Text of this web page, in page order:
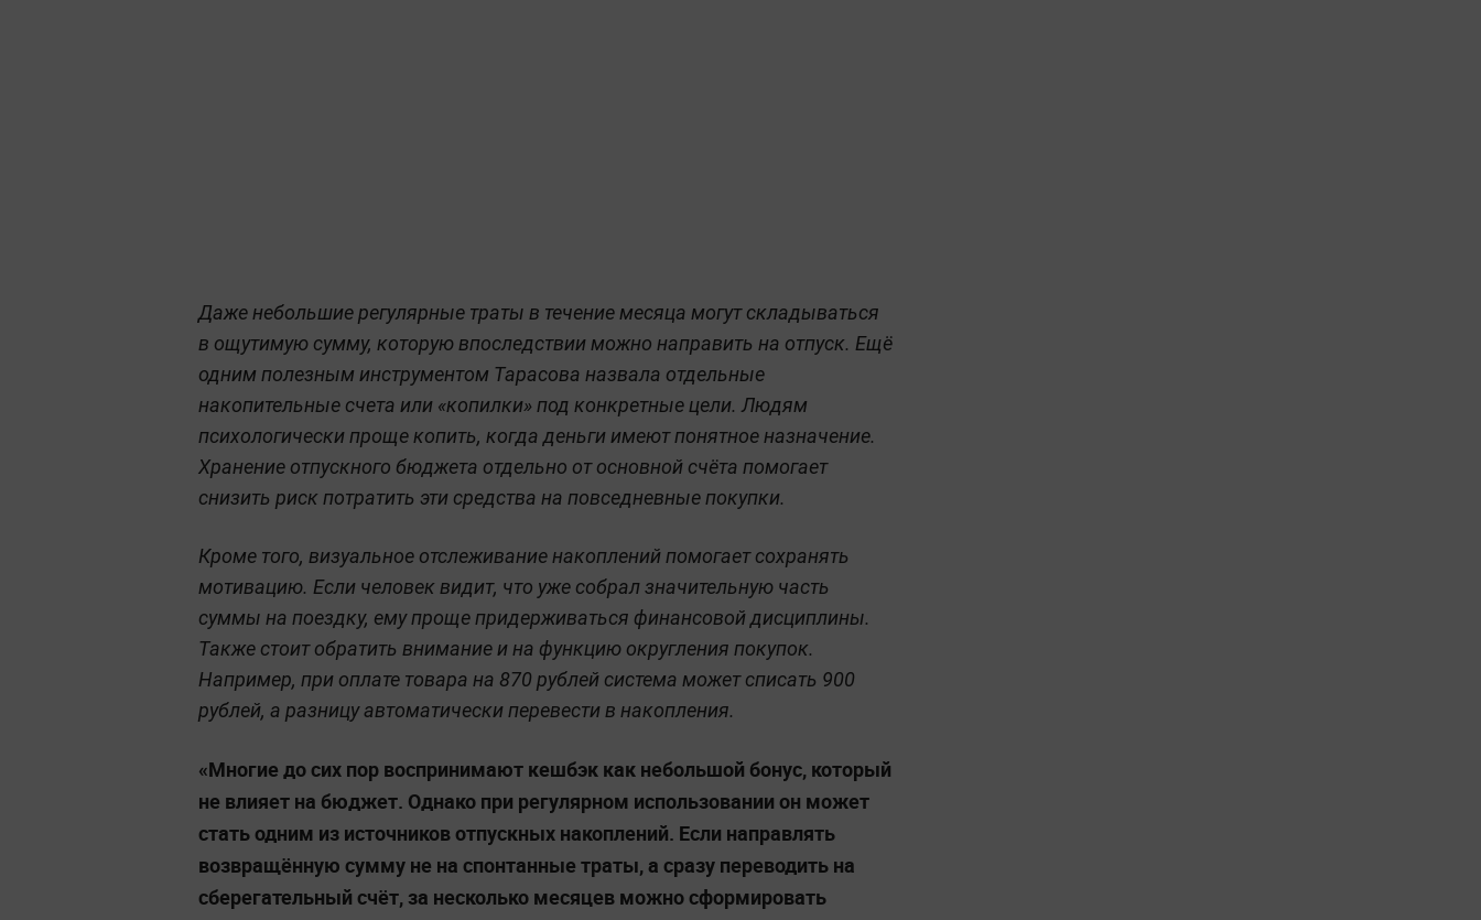
Даже небольшие регулярные траты в течение месяца могут складываться
в ощутимую сумму, которую впоследствии можно направить на отпуск. Ещё
одним полезным инструментом Тарасова назвала отдельные
накопительные счета или «копилки» под конкретные цели. Людям
психологически проще копить, когда деньги имеют понятное назначение.
Хранение отпускного бюджета отдельно от основной счёта помогает
снизить риск потратить эти средства на повседневные покупки.
Кроме того, визуальное отслеживание накоплений помогает сохранять
мотивацию. Если человек видит, что уже собрал значительную часть
суммы на поездку, ему проще придерживаться финансовой дисциплины.
Также стоит обратить внимание и на функцию округления покупок.
Например, при оплате товара на 870 рублей система может списать 900
рублей, а разницу автоматически перевести в накопления.
«Многие до сих пор воспринимают кешбэк как небольшой бонус, который
не влияет на бюджет. Однако при регулярном использовании он может
стать одним из источников отпускных накоплений. Если направлять
возвращённую сумму не на спонтанные траты, а сразу переводить на
сберегательный счёт, за несколько месяцев можно сформировать